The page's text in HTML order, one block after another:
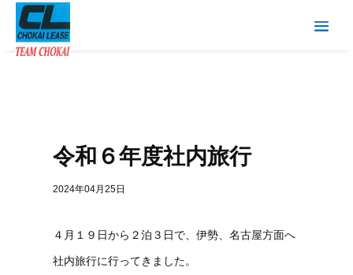
令和６年度社内旅行
2024年04月25日
４月１９日から２泊３日で、伊勢、名古屋方面へ
社内旅行に行ってきました。